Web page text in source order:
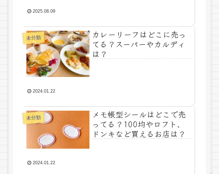
2025.08.09
未分類
カレーリーフはどこに売っ
てる？スーパーやカルディ
は？
2024.01.22
未分類
メモ帳型シールはどこで売
ってる？100均やロフト、
ドンキなど買えるお店は？
2024.01.22